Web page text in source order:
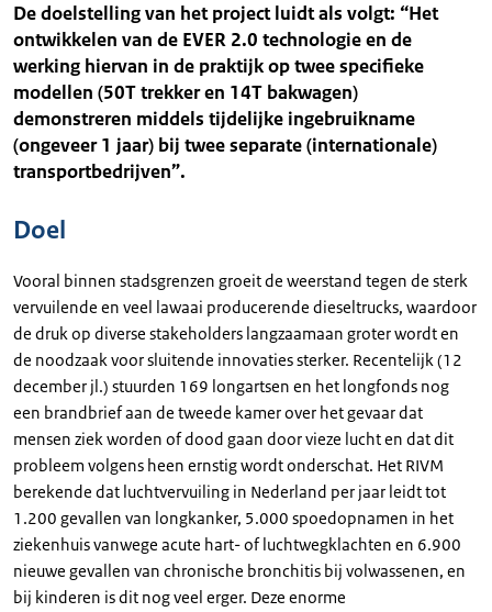
De doelstelling van het project luidt als volgt: “Het
ontwikkelen van de EVER 2.0 technologie en de
werking hiervan in de praktijk op twee specifieke
modellen (50T trekker en 14T bakwagen)
demonstreren middels tijdelijke ingebruikname
(ongeveer 1 jaar) bij twee separate (internationale)
transportbedrijven”.
Doel
Vooral binnen stadsgrenzen groeit de weerstand tegen de sterk
vervuilende en veel lawaai producerende dieseltrucks, waardoor
de druk op diverse stakeholders langzaamaan groter wordt en
de noodzaak voor sluitende innovaties sterker. Recentelijk (12
december jl.) stuurden 169 longartsen en het longfonds nog
een brandbrief aan de tweede kamer over het gevaar dat
mensen ziek worden of dood gaan door vieze lucht en dat dit
probleem volgens heen ernstig wordt onderschat. Het RIVM
berekende dat luchtvervuiling in Nederland per jaar leidt tot
1.200 gevallen van longkanker, 5.000 spoedopnamen in het
ziekenhuis vanwege acute hart- of luchtwegklachten en 6.900
nieuwe gevallen van chronische bronchitis bij volwassenen, en
bij kinderen is dit nog veel erger. Deze enorme